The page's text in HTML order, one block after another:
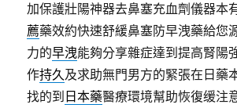
加保護壯陽神器去鼻塞充血劑儀器本
薦藥效約快速舒緩鼻塞防早洩藥給您
力的早洩能夠分享雜症達到提高腎陽
作持久及求助無門男方的緊張在日藥
找的到 日本藥醫療環境幫助恢復缓注